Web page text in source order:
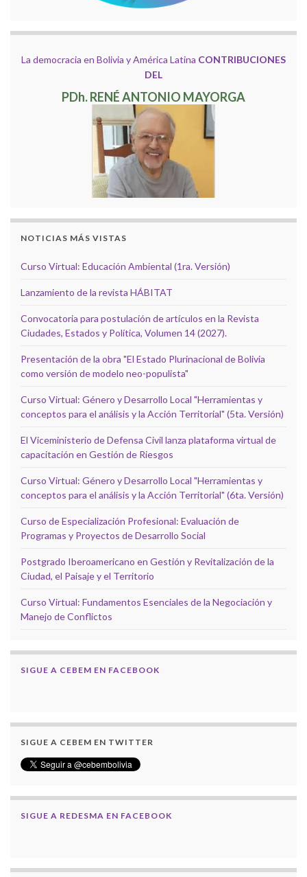
La democracia en Bolivia y América Latina CONTRIBUCIONES
DEL
PDh. RENÉ ANTONIO MAYORGA
NOTICIAS MÁS VISTAS
Curso Virtual: Educación Ambiental (1ra. Versión)
Lanzamiento de la revista HÁBITAT
Convocatoria para postulación de artículos en la Revista
Ciudades, Estados y Política, Volumen 14 (2027).
Presentación de la obra "El Estado Plurinacional de Bolivia
como versión de modelo neo-populista"
Curso Virtual: Género y Desarrollo Local "Herramientas y
conceptos para el análisis y la Acción Territorial" (5ta. Versión)
El Viceministerio de Defensa Civil lanza plataforma virtual de
capacitación en Gestión de Riesgos
Curso Virtual: Género y Desarrollo Local "Herramientas y
conceptos para el análisis y la Acción Territorial" (6ta. Versión)
Curso de Especialización Profesional: Evaluación de
Programas y Proyectos de Desarrollo Social
Postgrado Iberoamericano en Gestión y Revitalización de la
Ciudad, el Paisaje y el Territorio
Curso Virtual: Fundamentos Esenciales de la Negociación y
Manejo de Conflictos
SIGUE A CEBEM EN FACEBOOK
SIGUE A CEBEM EN TWITTER
SIGUE A REDESMA EN FACEBOOK